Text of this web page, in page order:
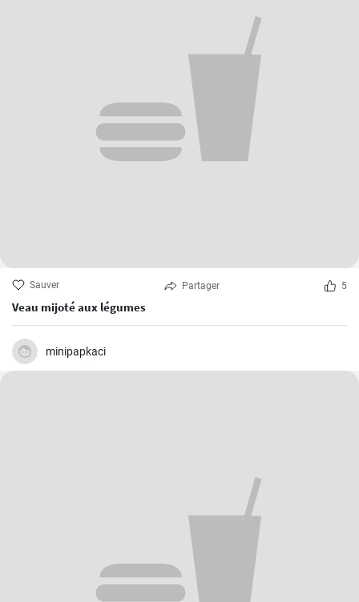
Sauver Partager 5
Veau mijoté aux légumes
minipapkaci